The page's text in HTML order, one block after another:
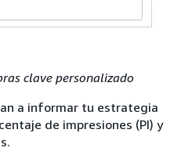
clave personalizado
a informar tu estrategia
de impresiones (PI) y